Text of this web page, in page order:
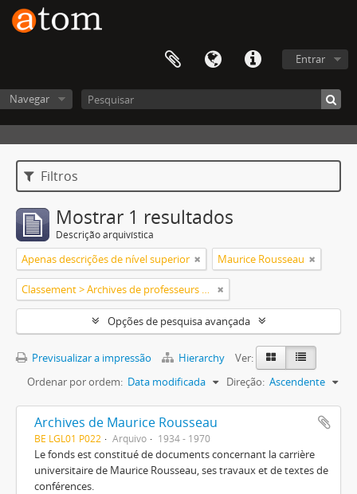
Entrar
Navegar
Filtros
Mostrar 1 resultados
Descrição arquivística
Apenas descrições de nível superior Maurice Rousseau
Classement > Archives de professeurs et chercheurs
Opções de pesquisa avançada
Previsualizar a impressão Hierarchy
Ver:
Ordenar por ordem: Data modificada Direção: Ascendente
Archives de Maurice Rousseau
BE LGL01 P022 Arquivo 1934 - 1970
Le fonds est constitué de documents concernant la carrière
universitaire de Maurice Rousseau, ses travaux et de textes de
conférences.